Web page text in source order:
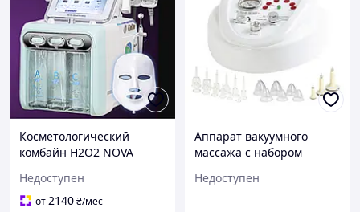
Косметологический
комбайн Н2О2 NOVA
безигольным инжектором
EMS RF, модель 2024
Недоступен
от2140₴/мес
Аппарат вакуумного
массажа с набором
банок для массажа: NV-
Недоступен